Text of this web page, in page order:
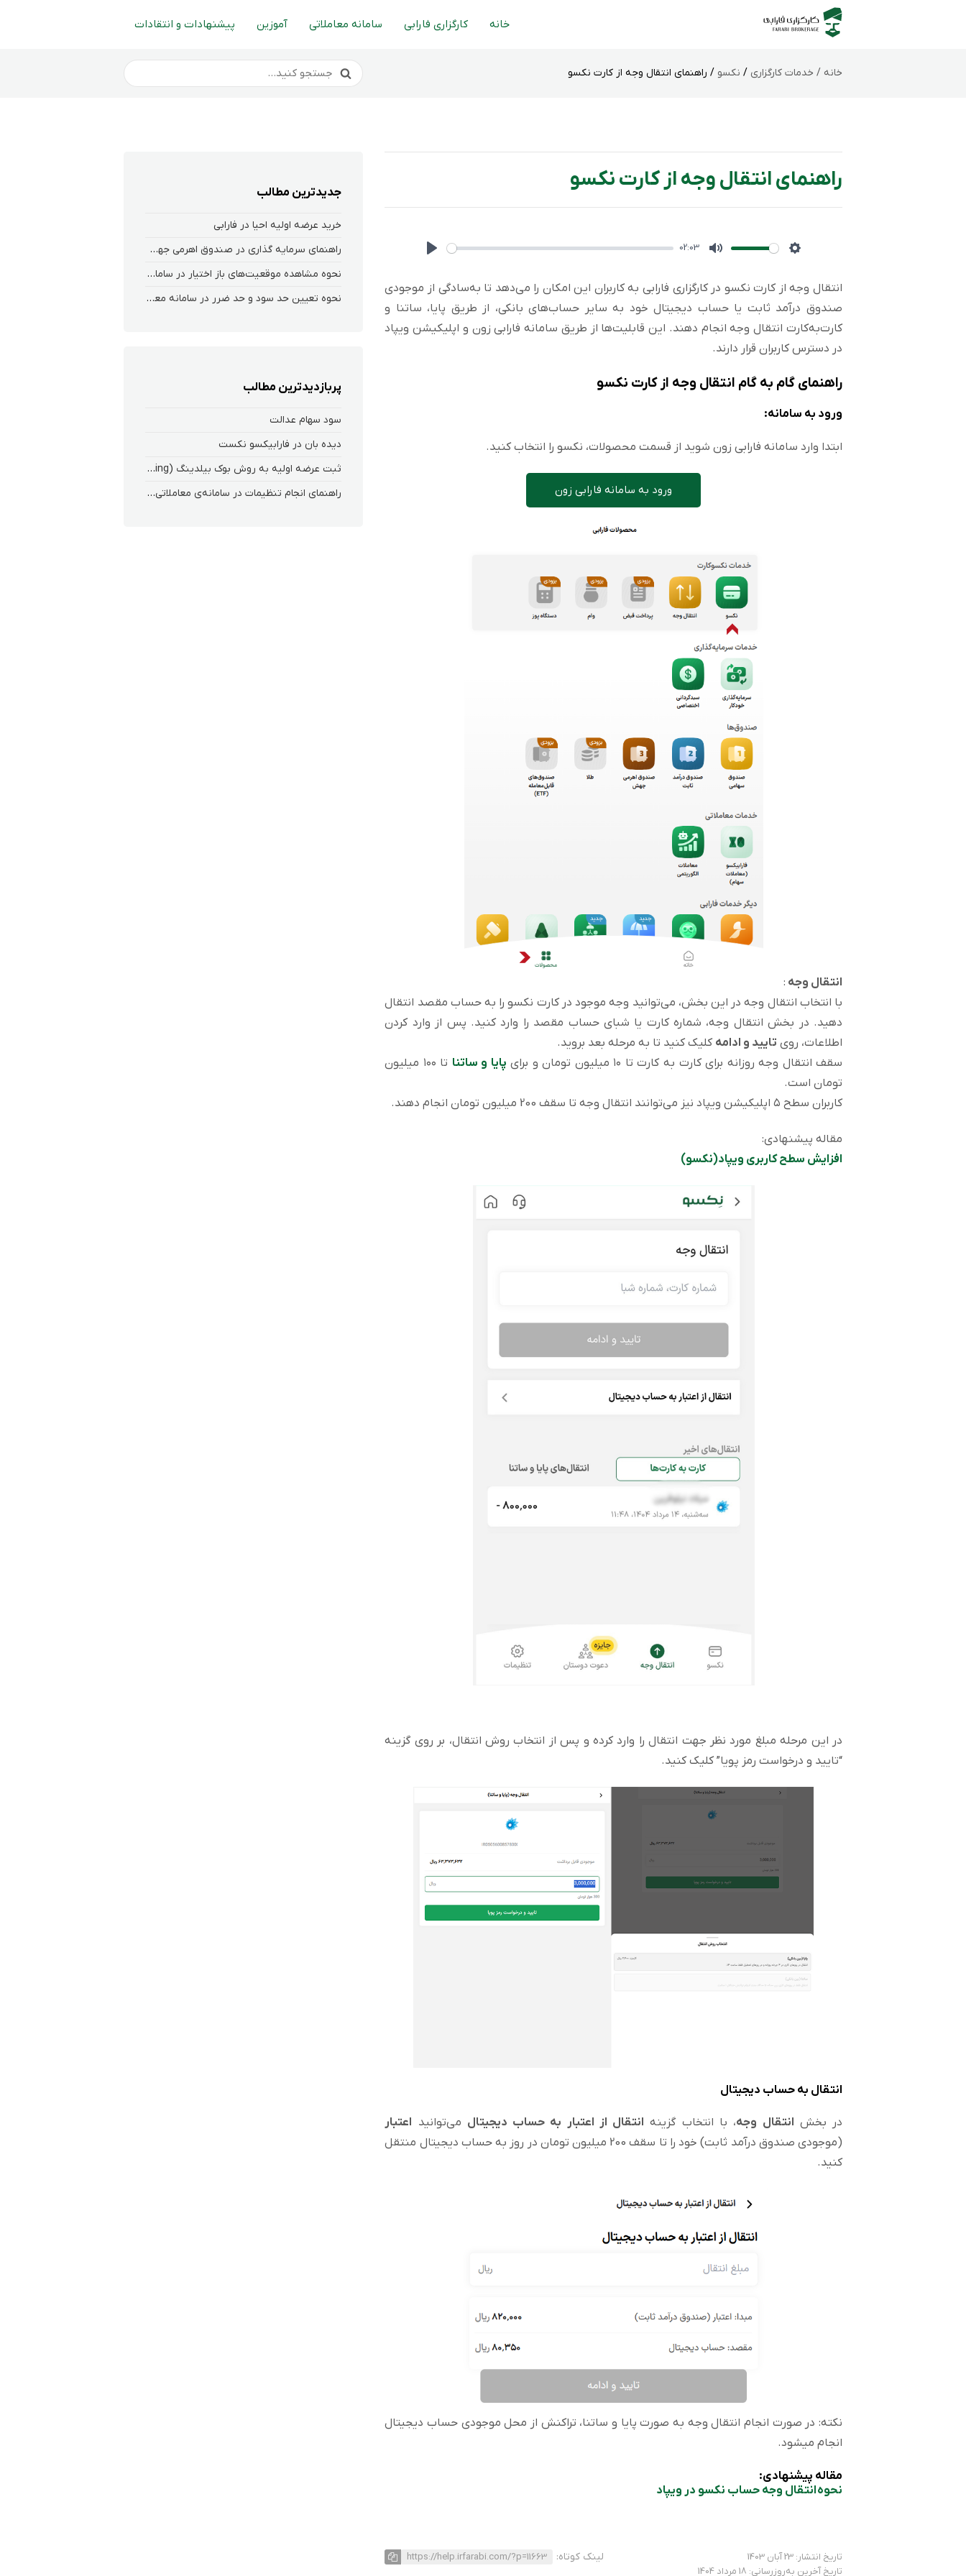
خانه کارگزاری فارابی سامانه معاملاتی آموزین پیشنهادات و انتقادات
خانه / خدمات کارگزاری / نکسو / راهنمای انتقال وجه از کارت نکسو
راهنمای انتقال وجه از کارت نکسو
02:03
انتقال وجه از کارت نکسو در کارگزاری فارابی به کاربران این امکان را می‌دهد تا به‌سادگی از موجودی
صندوق درآمد ثابت یا حساب دیجیتال خود به سایر حساب‌های بانکی، از طریق پایا، ساتنا و
کارت‌به‌کارت انتقال وجه انجام دهند. این قابلیت‌ها از طریق سامانه فارابی زون و اپلیکیشن ویپاد
در دسترس کاربران قرار دارند.
راهنمای گام به گام انتقال وجه از کارت نکسو
ورود به سامانه:
ابتدا وارد سامانه فارابی زون شوید از قسمت محصولات، نکسو را انتخاب کنید.
ورود به سامانه فارابی زون
انتقال وجه :
با انتخاب انتقال وجه در این بخش، می‌توانید وجه موجود در کارت نکسو را به حساب مقصد انتقال
دهید. در بخش انتقال وجه، شماره کارت یا شبای حساب مقصد را وارد کنید. پس از وارد کردن
اطلاعات، روی تایید و ادامه کلیک کنید تا به مرحله بعد بروید.
سقف انتقال وجه روزانه برای کارت به کارت تا ۱۰ میلیون تومان و برای
پایا و ساتنا
تا ۱۰۰ میلیون
تومان است.
کاربران سطح ۵ اپلیکیشن ویپاد نیز می‌توانند انتقال وجه تا سقف 200 میلیون تومان انجام دهند.
مقاله پیشنهادی:
افزایش سطح کاربری ویپاد(نکسو)
در این مرحله مبلغ مورد نظر جهت انتقال را وارد کرده و پس از انتخاب روش انتقال، بر روی گزینه
“تایید و درخواست رمز پویا” کلیک کنید.
انتقال به حساب دیجیتال
در بخش انتقال وجه، با انتخاب گزینه انتقال از اعتبار به حساب دیجیتال می‌توانید اعتبار
(موجودی صندوق درآمد ثابت) خود را تا سقف 200 میلیون تومان در روز به حساب دیجیتال منتقل
کنید.
نکته: در صورت انجام انتقال وجه به صورت پایا و ساتنا، تراکنش از محل موجودی حساب دیجیتال
انجام میشود.
مقاله پیشنهادی:
نحوه انتقال وجه حساب نکسو در ویپاد
تاریخ انتشار: 23 آبان 1403
تاریخ آخرین به‌روزرسانی: 18 مرداد 1404
لینک کوتاه: https://help.irfarabi.com/?p=11663
جدیدترین مطالب
خرید عرضه اولیه احیا در فارابی
راهنمای سرمایه گذاری در صندوق اهرمی جهش
نحوه‌ مشاهده‌ موقعیت‌های باز اختیار در سامانه هلیوم و نکست
نحوه تعیین حد سود و حد ضرر در سامانه معاملاتی کارگزاری فارابی
پربازدیدترین مطالب
سود سهام عدالت
دیده بان در فارابیکسو نکست
ثبت عرضه اولیه به روش بوک بیلدینگ (Book Building) در کارگزاری فارابی
راهنمای انجام تنظیمات در سامانه‌ی معاملاتی ریواس